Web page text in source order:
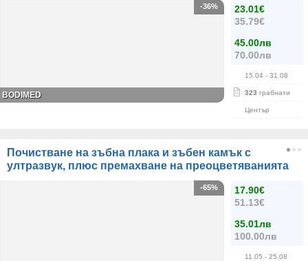
23.01€
35.79€
45.00лв
70.00лв
15.04 - 31.08
323 грабнати
Център
-36%
BODIMED
Почистване на зъбна плака и зъбен камък с
ултразвук, плюс премахване на преоцветяванията
17.90€
51.13€
35.01лв
100.00лв
11.05 - 25.08
-65%